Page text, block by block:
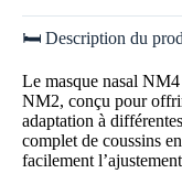
🛏️ Description du
Le masque nasal
NM2, conçu pour
adaptation à
complet de coussins
facilement